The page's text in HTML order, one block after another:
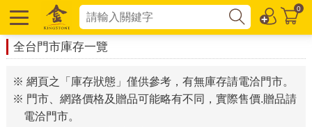
0
全台門市庫存一覽
※ 網頁之「庫存狀態」僅供參考，有無庫存請電洽門市。
※ 門市、網路價格及贈品可能略有不同，實際售價.贈品請
電洽門市。